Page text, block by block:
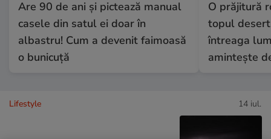
Are 90 de ani și pictează manual
casele din satul ei doar în
albastru! Cum a devenit faimoasă
o bunicuță
O prăjitură
topul
întreaga
amintește
Lifestyle 14 iul.